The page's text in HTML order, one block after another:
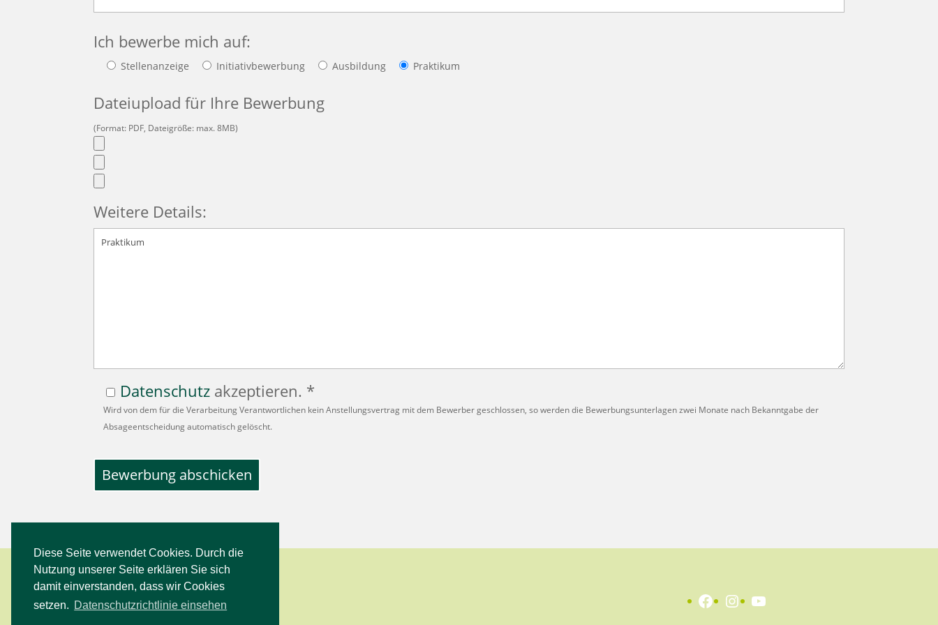
Diese Seite verwendet Cookies. Durch die
Nutzung unserer Seite erklären Sie sich
damit einverstanden, dass wir Cookies
setzen. Datenschutzrichtlinie einsehen
Ich bewerbe mich auf:
Stellenanzeige Initiativbewerbung Ausbildung Praktikum
Dateiupload für Ihre Bewerbung
(Format: PDF, Dateigröße: max. 8MB)
Weitere Details:
Datenschutz akzeptieren. *
Wird von dem für die Verarbeitung Verantwortlichen kein Anstellungsvertrag mit dem Bewerber geschlossen, so werden die Bewerbungsunterlagen zwei Monate nach Bekanntgabe der
Absageentscheidung automatisch gelöscht.
Facebook
Instagram
YouTube